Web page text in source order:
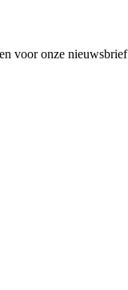
voor onze nieuwsbrief